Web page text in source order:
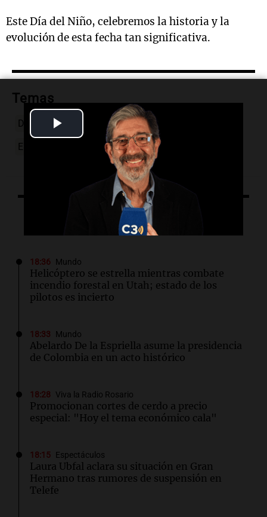
Video
Este Día del Niño, celebremos la historia y la
evolución de esta fecha tan significativa.
Temas
Día del Niño historia regalos
El dato confiable juguetes
Lo último
18:36 Mundo
Helicóptero se estrella mientras combate
incendio forestal en Utah; estado de los
pilotos es incierto
18:33 Mundo
Abelardo De la Espriella asume la presidencia
de Colombia en un acto histórico
18:28 Viva la Radio Rosario
Promocionan cortes de cerdo a precio
especial: "Hoy el tema económico cala"
18:15 Espectáculos
Laura Ubfal aclara su situación en Gran
Hermano tras rumores de suspensión en
Telefe